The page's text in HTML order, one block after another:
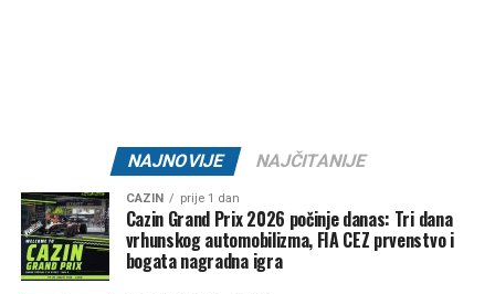
NK “Željezničar 73” –
MNK “Željo” –5.000 KM
Klub borilačkih sportova “Serhat” –1.500 KM
Ključ – 84.000 KM
NAJNOVIJE NAJČITANIJE
CAZIN prije 1 dan
Cazin Grand Prix 2026 počinje danas: Tri dana
vrhunskog automobilizma, FIA CEZ prvenstvo i
bogata nagradna igra